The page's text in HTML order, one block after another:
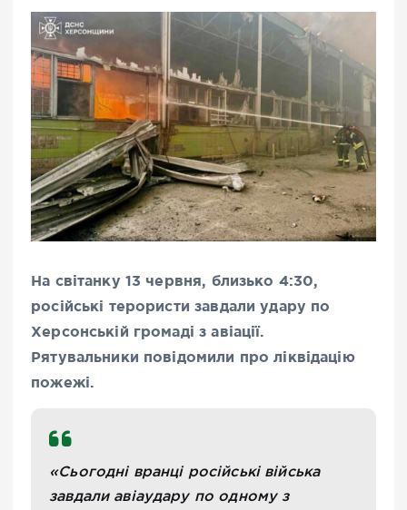
На світанку 13 червня, близько 4:30,
російські терористи завдали удару по
Херсонській громаді з авіації.
Рятувальники повідомили про ліквідацію
пожежі.
«Сьогодні вранці російські війська
завдали авіаудару по одному з